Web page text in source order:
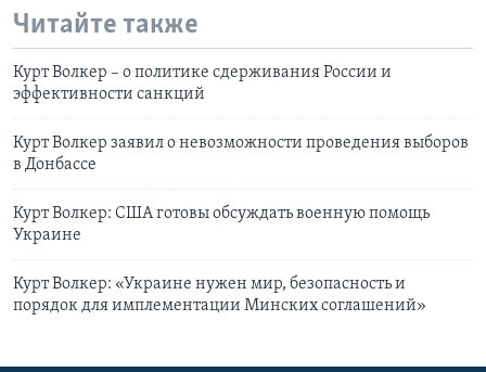
Читайте также
Курт Волкер – о политике сдерживания России и
эффективности санкций
Курт Волкер заявил о невозможности проведения выборов
в Донбассе
Курт Волкер: США готовы обсуждать военную помощь
Украине
Курт Волкер: «Украине нужен мир, безопасность и
порядок для имплементации Минских соглашений»